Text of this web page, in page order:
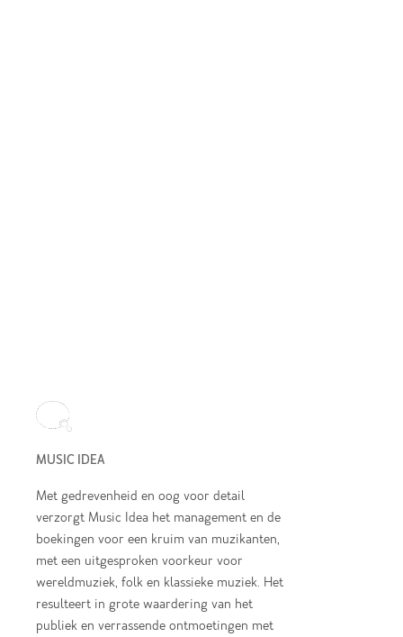
MUSIC IDEA
Met gedrevenheid en oog voor detail
verzorgt Music Idea het management en de
boekingen voor een kruim van muzikanten,
met een uitgesproken voorkeur voor
wereldmuziek, folk en klassieke muziek. Het
resulteert in grote waardering van het
publiek en verrassende ontmoetingen met